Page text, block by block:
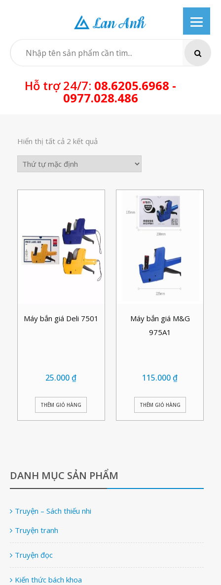
SEARCH
Hỗ trợ 24/7: 08.6205.6968 -
0977.028.486
Hiển thị tất cả 2 kết quả
Máy bắn giá Deli 7501
25.000₫
THÊM GIỎ HÀNG
Máy bắn giá M&G
975A1
115.000₫
THÊM GIỎ HÀNG
DANH MỤC SẢN PHẨM
Truyện – Sách thiếu nhi
Truyện tranh
Truyện đọc
Kiến thức bách khoa